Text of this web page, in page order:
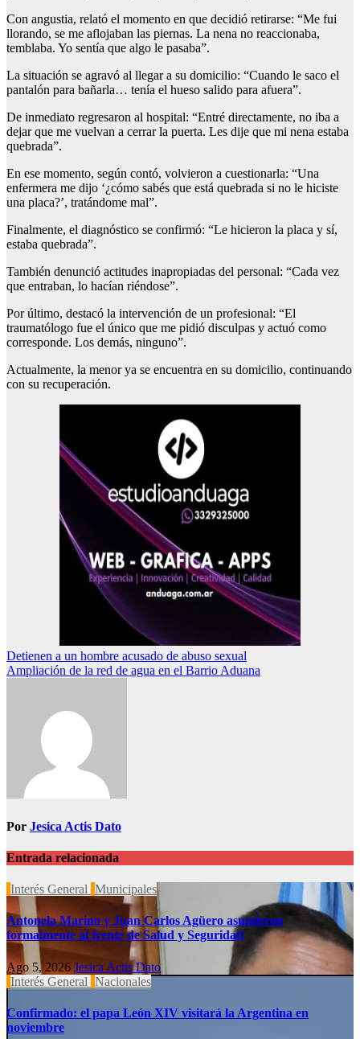
Con angustia, relató el momento en que decidió retirarse: “Me fui
llorando, se me aflojaban las piernas. La nena no reaccionaba,
temblaba. Yo sentía que algo le pasaba”.
La situación se agravó al llegar a su domicilio: “Cuando le saco el
pantalón para bañarla… tenía el hueso salido para afuera”.
De inmediato regresaron al hospital: “Entré directamente, no iba a
dejar que me vuelvan a cerrar la puerta. Les dije que mi nena estaba
quebrada”.
En ese momento, según contó, volvieron a cuestionarla: “Una
enfermera me dijo ‘¿cómo sabés que está quebrada si no le hiciste
una placa?’, tratándome mal”.
Finalmente, el diagnóstico se confirmó: “Le hicieron la placa y sí,
estaba quebrada”.
También denunció actitudes inapropiadas del personal: “Cada vez
que entraban, lo hacían riéndose”.
Por último, destacó la intervención de un profesional: “El
traumatólogo fue el único que me pidió disculpas y actuó como
corresponde. Los demás, ninguno”.
Actualmente, la menor ya se encuentra en su domicilio, continuando
con su recuperación.
Navegación
de
Detienen a un hombre acusado de abuso sexual
Ampliación de la red de agua en el Barrio Aduana
Por Jesica Actis Dato
Entrada relacionada
Interés General Municipales
Antonela Marino y Juan Carlos Agüero asumieron
formalmente al frente de Salud y Seguridad
Ago 5, 2026Jesica Actis Dato
Interés General Nacionales
Confirmado: el papa León XIV visitará la Argentina en
noviembre